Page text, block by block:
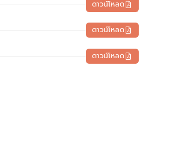
ดาวน์โหลด
ดาวน์โหลด
ดาวน์โหลด